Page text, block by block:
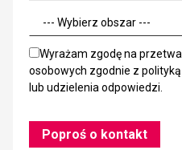
Wyrażam zgodę na
osobowych zgodnie z
lub udzielenia odpowiedzi.